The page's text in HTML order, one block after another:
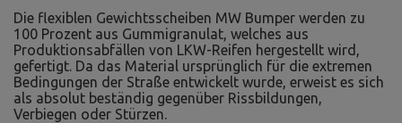
Die flexiblen Gewichtsscheiben MW Bumper werden zu
100 Prozent aus Gummigranulat, welches aus
Produktionsabfällen von LKW-Reifen hergestellt wird,
gefertigt. Da das Material ursprünglich für die extremen
Bedingungen der Straße entwickelt wurde, erweist es sich
als absolut beständig gegenüber Rissbildungen,
Verbiegen oder Stürzen.